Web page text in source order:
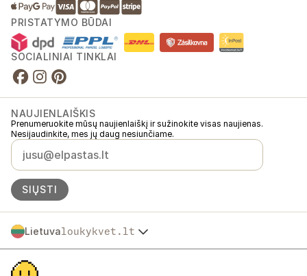
PRISTATYMO BŪDAI
SOCIALINIAI TINKLAI
NAUJIENLAIŠKIS
Prenumeruokite mūsų naujienlaiškį ir sužinokite visas naujienas.
Nesijaudinkite, mes jų daug nesiunčiame.
SIŲSTI
Lietuvaloukykvet.lt
Česko
Slovensko
Polska
Loukykvět s.r.o. yra registruota Prahos miesto teismo komerciniame